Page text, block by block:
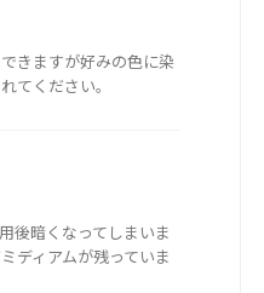
きますが好みの色に染
てください。
後暗くなってしまいま
ディアムが残っていま